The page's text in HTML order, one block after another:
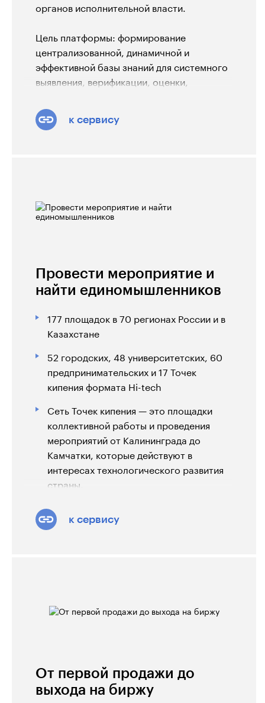
органов исполнительной власти.
Цель платформы: формирование
централизованной, динамичной и
эффективной базы знаний для системного
выявления, верификации, оценки,
эффективных региональных практик в
субъектах Российской Федерации.
к сервису
Провести мероприятие и
найти единомышленников
177 площадок в 70 регионах России и в
Казахстане
52 городских, 48 университетских, 60
предпринимательских и 17 Точек
кипения формата Hi-tech
Сеть Точек кипения — это площадки
коллективной работы и проведения
мероприятий от Калининграда до
Камчатки, которые действуют в
интересах технологического развития
страны.
Точка кипения — пространство,
спроектированное для максимально
Точки кипения работают с бизнес-
партнерами, университетами,
и масштабировать проекты,
поддерживают встречи профильных
сообществ и способствуют
к сервису
От первой продажи до
выхода на биржу